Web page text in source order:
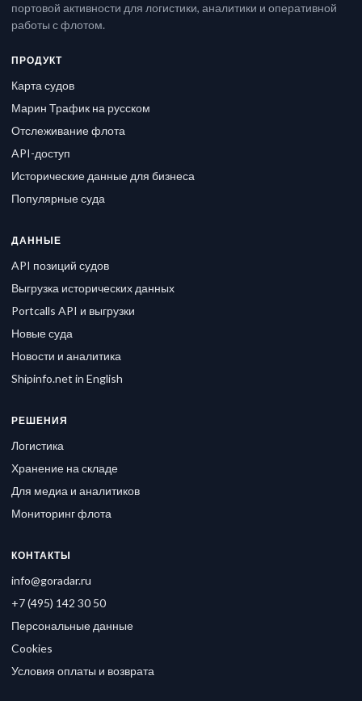
портовой активности для логистики, аналитики и оперативной
работы с флотом.
ПРОДУКТ
Карта судов
Марин Трафик на русском
Отслеживание флота
API-доступ
Исторические данные для бизнеса
Популярные суда
ДАННЫЕ
API позиций судов
Выгрузка исторических данных
Portcalls API и выгрузки
Новые суда
Новости и аналитика
Shipinfo.net in English
РЕШЕНИЯ
Логистика
Хранение на складе
Для медиа и аналитиков
Мониторинг флота
КОНТАКТЫ
info@goradar.ru
+7 (495) 142 30 50
Персональные данные
Cookies
Условия оплаты и возврата